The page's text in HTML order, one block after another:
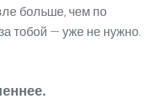
больше, чем по
тобой — уже не нужно.